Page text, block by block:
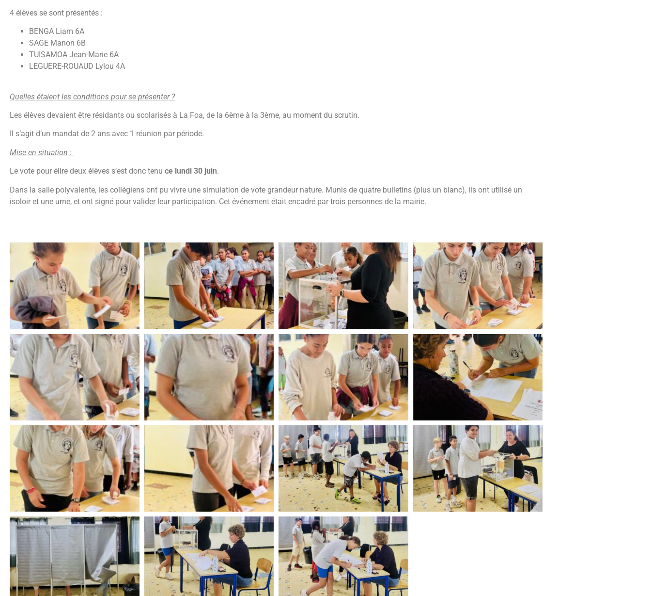
4 élèves se sont présentés :
BENGA Liam 6A
SAGE Manon 6B
TUISAMOA Jean-Marie 6A
LEGUERE-ROUAUD Lylou 4A
Quelles étaient les conditions pour se présenter ?
Les élèves devaient être résidants ou scolarisés à La Foa, de la 6ème à la 3ème, au moment du scrutin.
Il s’agit d’un mandat de 2 ans avec 1 réunion par période.
Mise en situation :
Le vote pour élire deux élèves s’est donc tenu ce lundi 30 juin.
Dans la salle polyvalente, les collégiens ont pu vivre une simulation de vote grandeur nature. Munis de quatre bulletins (plus un blanc), ils ont utilisé un
isoloir et une urne, et ont signé pour valider leur participation. Cet événement était encadré par trois personnes de la mairie.